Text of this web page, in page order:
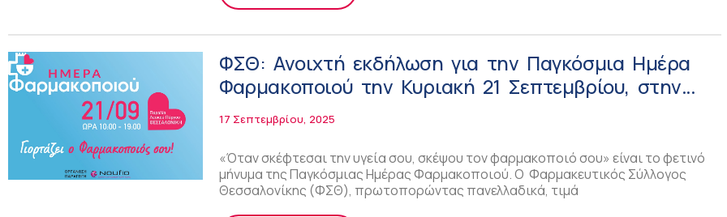
ΦΣΘ: Ανοιχτή εκδήλωση για την Παγκόσμια Ημέρα
Φαρμακοποιού την Κυριακή 21 Σεπτεμβρίου, στην
παραλία της Θεσσαλονίκης
17 Σεπτεμβρίου, 2025
«Όταν σκέφτεσαι την υγεία σου, σκέψου τον φαρμακοποιό σου» είναι το φετινό
μήνυμα της Παγκόσμιας Ημέρας Φαρμακοποιού. Ο Φαρμακευτικός Σύλλογος
Θεσσαλονίκης (ΦΣΘ), πρωτοπορώντας πανελλαδικά, τιμά